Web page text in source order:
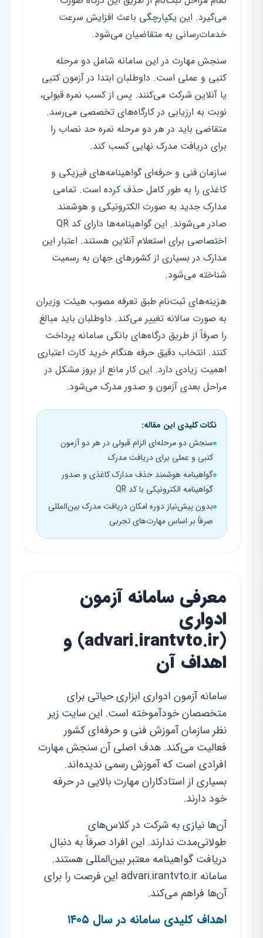
می‌گیرد. این یکپارچگی باعث افزایش سرعت
خدمات‌رسانی به متقاضیان می‌شود.
سنجش مهارت در این سامانه شامل دو مرحله
کتبی و عملی است. داوطلبان ابتدا در آزمون کتبی
یا آنلاین شرکت می‌کنند. پس از کسب نمره قبولی،
نوبت به ارزیابی در کارگاه‌های تخصصی می‌رسد.
متقاضی باید در هر دو مرحله نمره حد نصاب را
برای دریافت مدرک نهایی کسب کند.
سازمان فنی و حرفه‌ای گواهینامه‌های فیزیکی و
کاغذی را به طور کامل حذف کرده است. تمامی
مدارک جدید به صورت الکترونیکی و هوشمند
صادر می‌شوند. این گواهینامه‌ها دارای کد QR
اختصاصی برای استعلام آنلاین هستند. اعتبار این
مدارک در بسیاری از کشورهای جهان به رسمیت
شناخته می‌شود.
هزینه‌های ثبت‌نام طبق تعرفه مصوب هیئت وزیران
به صورت سالانه تغییر می‌کند. داوطلبان باید مبالغ
را صرفاً از طریق درگاه‌های بانکی سامانه پرداخت
کنند. انتخاب دقیق حرفه هنگام خرید کارت اعتباری
اهمیت زیادی دارد. این کار مانع از بروز مشکل در
مراحل بعدی آزمون و صدور مدرک می‌شود.
نکات کلیدی این مقاله:
سنجش دو مرحله‌ای الزام قبولی در هر دو آزمون
کتبی و عملی برای دریافت مدرک
گواهینامه هوشمند حذف مدارک کاغذی و صدور
گواهینامه الکترونیکی با کد QR
بدون پیش‌نیاز دوره امکان دریافت مدرک بین‌المللی
صرفاً بر اساس مهارت‌های تجربی
معرفی سامانه آزمون
ادواری
(advari.irantvto.ir) و
اهداف آن
سامانه آزمون ادواری ابزاری حیاتی برای
متخصصان خودآموخته است. این سایت زیر
نظر سازمان آموزش فنی و حرفه‌ای کشور
فعالیت می‌کند. هدف اصلی آن سنجش مهارت
افرادی است که آموزش رسمی ندیده‌اند.
بسیاری از استادکاران مهارت بالایی در حرفه
خود دارند.
آن‌ها نیازی به شرکت در کلاس‌های
طولانی‌مدت ندارند. این افراد صرفاً به دنبال
دریافت گواهینامه معتبر بین‌المللی هستند.
سامانه advari.irantvto.ir این فرصت را برای
آن‌ها فراهم می‌کند.
اهداف کلیدی سامانه در سال ۱۴۰۵